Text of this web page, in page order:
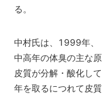
る。
中村氏は、1999年、
中高年の体臭の主な
皮質が分解・酸化して
年を取るにつれて皮